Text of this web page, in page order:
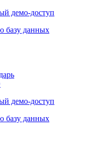
демо-доступ
базу данных
демо-доступ
базу данных